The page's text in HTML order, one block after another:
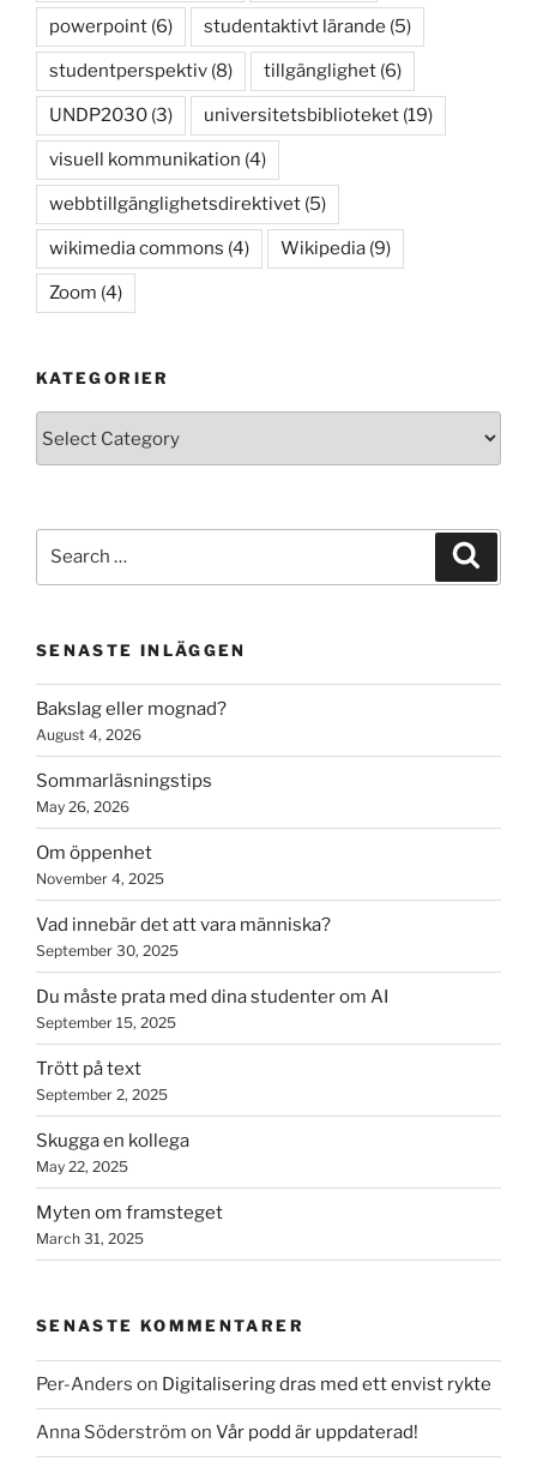
powerpoint (6) studentaktivt lärande (5)
studentperspektiv (8) tillgänglighet (6)
UNDP2030 (3) universitetsbiblioteket (19)
visuell kommunikation (4)
webbtillgänglighetsdirektivet (5)
wikimedia commons (4) Wikipedia (9)
Zoom (4)
KATEGORIER
SENASTE INLÄGGEN
Bakslag eller mognad?
August 4, 2026
Sommarläsningstips
May 26, 2026
Om öppenhet
November 4, 2025
Vad innebär det att vara människa?
September 30, 2025
Du måste prata med dina studenter om AI
September 15, 2025
Trött på text
September 2, 2025
Skugga en kollega
May 22, 2025
Myten om framsteget
March 31, 2025
SENASTE KOMMENTARER
Per-Anders on Digitalisering dras med ett envist rykte
Anna Söderström on Vår podd är uppdaterad!